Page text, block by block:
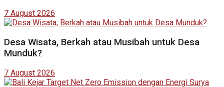
7 August 2026
Desa Wisata, Berkah atau Musibah untuk Desa
Munduk?
7 August 2026